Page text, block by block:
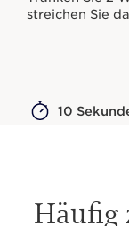
streichen Sie
10
Häufig